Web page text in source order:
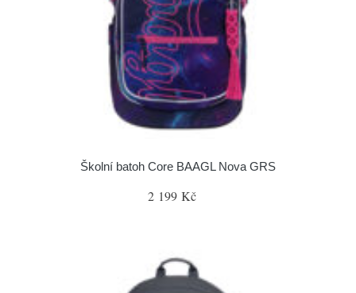
Školní batoh Core BAAGL Nova GRS
2 199 Kč